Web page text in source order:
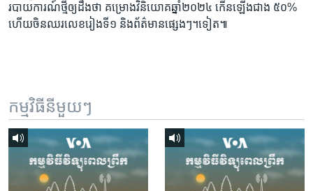
របាយការណ៍​ថ្មីឲ្យ​ដឹង​ថា គម្រោង​វិនិយោគ​ឆ្នាំ​២០២៤​ កើន​ឡើង​ជាង ​៥០%
ហើយ​ចិន​ឈរ​លេខ​រៀងទី១​ និង​ព័ត៌មាន​ផ្សេងៗ។ទៀត៕
កម្មវិធី​នីមួយៗ